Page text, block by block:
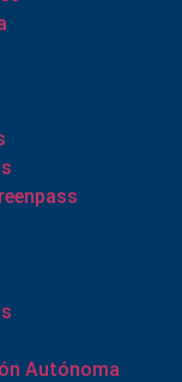
Autónoma